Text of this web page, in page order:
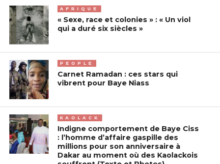
AFRIQUE
« Sexe, race et colonies » : « Un viol
qui a duré six siècles »
PEOPLE
Carnet Ramadan : ces stars qui
vibrent pour Baye Niass
KAOLACK
Indigne comportement de Baye Ciss
: l’homme d’affaire gaspille des
millions pour son anniversaire à
Dakar au moment où des Kaolackois